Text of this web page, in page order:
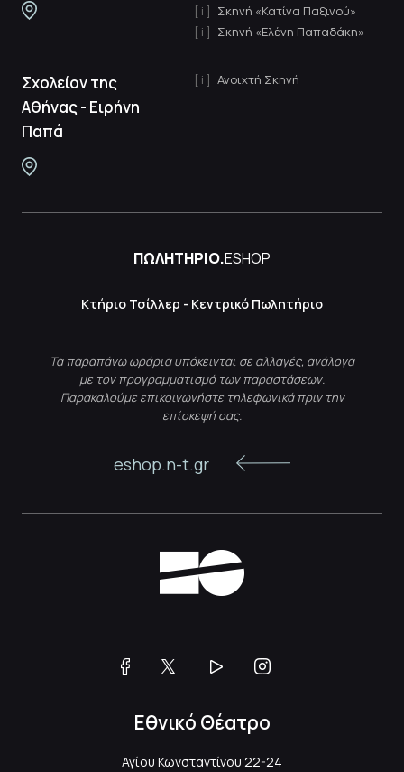
Σκηνή «Κατίνα Παξινού»
Σκηνή «Ελένη Παπαδάκη»
Σχολείον της
Αθήνας - Ειρήνη
Παπά
Ανοιχτή Σκηνή
ΠΩΛΗΤΗΡΙΟ.ESHOP
Κτήριο Τσίλλερ - Κεντρικό Πωλητήριο
Τα παραπάνω ωράρια υπόκεινται σε αλλαγές, ανάλογα
με τον προγραμματισμό των παραστάσεων.
Παρακαλούμε επικοινωνήστε τηλεφωνικά πριν την
επίσκεψή σας.
eshop.n-t.gr
Εθνικό Θέατρο
Αγίου Κωνσταντίνου 22-24